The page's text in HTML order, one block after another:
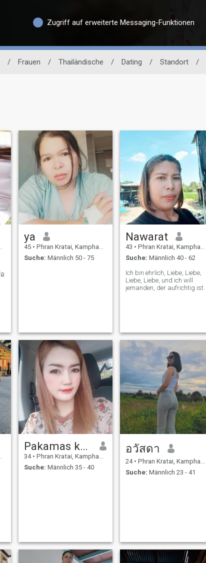
Zugriff auf erweiterte Messaging-Funktionen
/ Frauen / Thailändische / Dating / Standort /
ya
45 • Phran Kratai, Kamphaeng Phet, Thailand
Suche: Männlich 50 - 75
Nawarat
43 • Phran Kratai, Kamphaeng Phet, Thailand
Suche: Männlich 40 - 62
Ich bin ehrlich, Liebe, Liebe,
Liebe, Liebe, und ich will
jemanden, der aufrichtig ist.
Pakamas kumnen
34 • Phran Kratai, Kamphaeng Phet, Thailand
Suche: Männlich 35 - 40
อวัสดา
24 • Phran Kratai, Kamphaeng Phet, Thailand
Suche: Männlich 23 - 41